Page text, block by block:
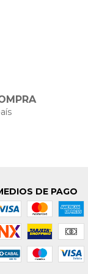
DE PAGO